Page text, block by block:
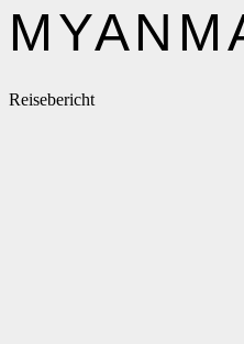
Reisebericht